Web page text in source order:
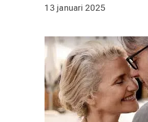
13 januari 2025